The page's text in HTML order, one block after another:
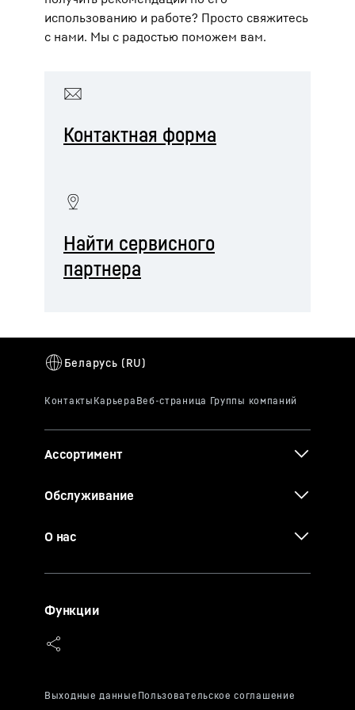
использованию и работе? Просто свяжитесь
с нами. Мы с радостью поможем вам.
Контактная форма
Найти сервисного
партнера
Ассортимент
Обслуживание
О нас
Функции